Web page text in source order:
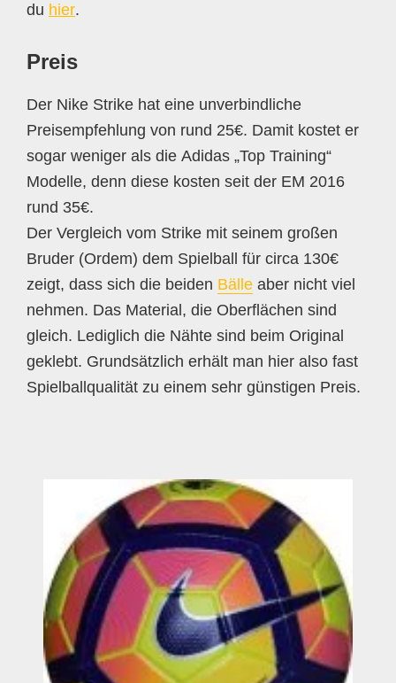
du hier.
Preis
Der Nike Strike hat eine unverbindliche
Preisempfehlung von rund 25€. Damit kostet er
sogar weniger als die Adidas „Top Training“
Modelle, denn diese kosten seit der EM 2016
rund 35€.
Der Vergleich vom Strike mit seinem großen
Bruder (Ordem) dem Spielball für circa 130€
zeigt, dass sich die beiden Bälle aber nicht viel
nehmen. Das Material, die Oberflächen sind
gleich. Lediglich die Nähte sind beim Original
geklebt. Grundsätzlich erhält man hier also fast
Spielballqualität zu einem sehr günstigen Preis.